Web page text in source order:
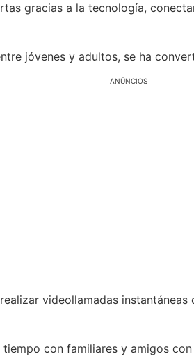
gracias a la tecnología,
jóvenes y adultos, se ha
ANÚNCIOS
videollamadas
con familiares y amigos